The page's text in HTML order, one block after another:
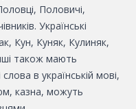
Половичі,
Українські
Кун, Куняк, Кулиняк,
також мають
в українській мові,
казна, можуть